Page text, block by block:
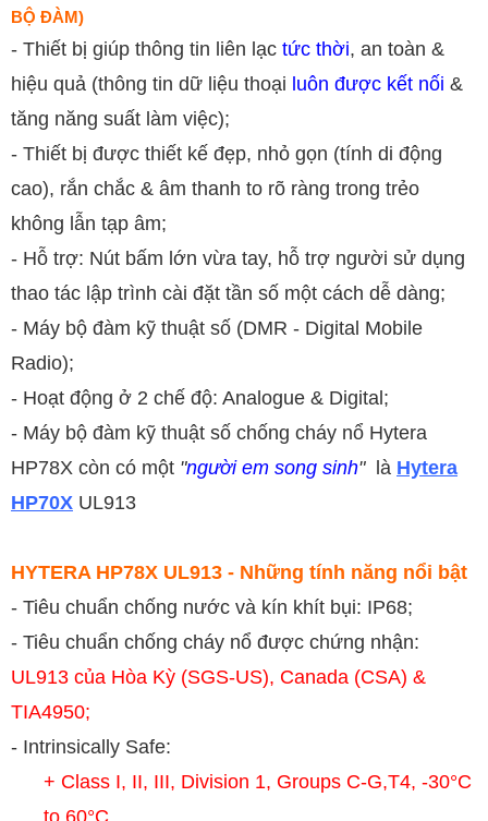
BỘ ĐÀM)
- Thiết bị giúp thông tin liên lạc tức thời, an toàn &
hiệu quả (thông tin dữ liệu thoại luôn được kết nối &
tăng năng suất làm việc);
- Thiết bị được thiết kế đẹp, nhỏ gọn (tính di động
cao), rắn chắc & âm thanh to rõ ràng trong trẻo
không lẫn tạp âm;
- Hỗ trợ: Nút bấm lớn vừa tay, hỗ trợ người sử dụng
thao tác lập trình cài đặt tần số một cách dễ dàng;
- Máy bộ đàm kỹ thuật số (DMR - Digital Mobile
Radio);
- Hoạt động ở 2 chế độ: Analogue & Digital;
- Máy bộ đàm kỹ thuật số chống cháy nổ Hytera
HP78X còn có một "người em song sinh" là Hytera
HP70X UL913
HYTERA HP78X UL913 - Những tính năng nổi bật
- Tiêu chuẩn chống nước và kín khít bụi: IP68;
- Tiêu chuẩn chống cháy nổ được chứng nhận:
UL913 của Hòa Kỳ (SGS-US), Canada (CSA) &
TIA4950;
- Intrinsically Safe:
+ Class I, II, III, Division 1, Groups C-G,T4, -30°C
to 60°C